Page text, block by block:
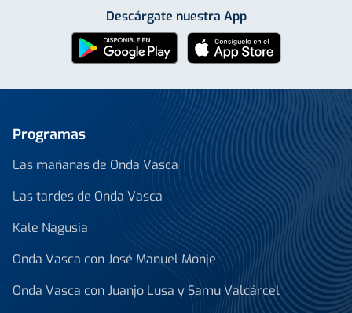
Descárgate nuestra App
Programas
Las mañanas de Onda Vasca
Las tardes de Onda Vasca
Kale Nagusia
Onda Vasca con José Manuel Monje
Onda Vasca con Juanjo Lusa y Samu Valcárcel